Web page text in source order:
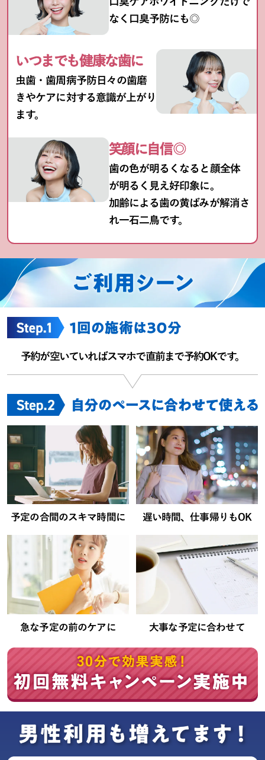
なく口臭予防にも◎
いつまでも健康な歯に
虫歯・歯周病予防日々の歯磨
きやケアに対する意識が上がり
ます。
笑顔に自信◎
歯の色が明るくなると顔全体
が明るく見え好印象に。
加齢による歯の黄ばみが解消さ
れ一石二鳥です。
予約が空いていればスマホで直前まで予約OKです。
予定の合間のスキマ時間に 遅い時間、仕事帰りもOK
急な予定の前のケアに 大事な予定に合わせて